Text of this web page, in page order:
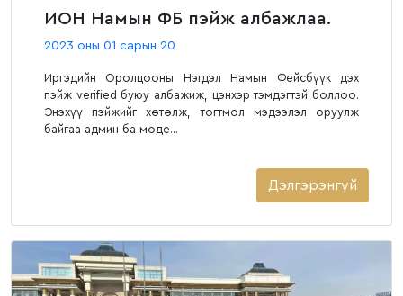
ИОН Намын ФБ пэйж албажлаа.
2023 оны 01 сарын 20
Иргэдийн Оролцооны Нэгдэл Намын Фейсбүүк дэх
пэйж verified буюу албажиж, цэнхэр тэмдэгтэй боллоо.
Энэхүү пэйжийг хөтөлж, тогтмол мэдээлэл оруулж
байгаа админ ба моде...
Дэлгэрэнгүй